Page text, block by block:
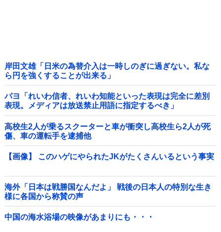
岸田文雄「日米の為替介入は一時しのぎに過ぎない。私な
ら円を強くすることが出来る」
パヨ「れいわ信者、れいわ知能といった表現は完全に差別
表現。メディアは放送禁止用語に指定するべき」
高校生2人が乗るスクーターと車が衝突し高校生ら2人が死
傷、車の運転手を逮捕他
【画像】 このハゲにやられたJKがたくさんいるという事実
海外「日本は戦勝国なんだよ」 戦後の日本人の特別な生き
様に各国から称賛の声
中国の海水浴場の映像があまりにも・・・